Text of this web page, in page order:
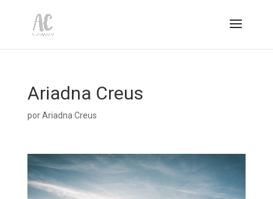
Ariadna Creus
porAriadna Creus